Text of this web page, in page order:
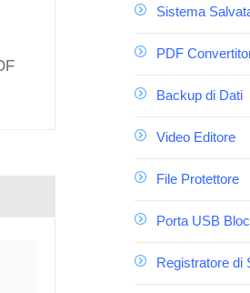
Sistema
PDF
Backup di Dati
Video Editore
File Protettore
Porta USB
Registratore di